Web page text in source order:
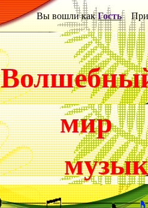
Вы вошли как Гость
мир